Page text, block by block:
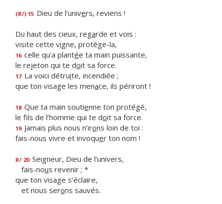
(R/) 15 Dieu de l’univers, reviens !
Du haut des cieux, regarde et vois :
visite cette vigne, protège-la,
16 celle qu’a plantée ta main puissante,
le rejeton qui te doit sa force.
17 La voici détruite, incendiée ;
que ton visage les menace, ils périront !
18 Que ta main soutienne ton protégé,
le fils de l’homme qui te doit sa force.
19 Jamais plus nous n’irons loin de toi :
fais-nous vivre et invoquer ton nom !
R/ 20 Seigneur, Dieu de l’univers,
fais-nous revenir ; *
que ton visage s’éclaire,
et nous serons sauvés.